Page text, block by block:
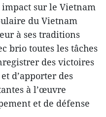
sur le Vietnam
du Vietnam
à ses traditions
brio toutes les tâches
des victoires
d’apporter des
à l’œuvre
et de défense